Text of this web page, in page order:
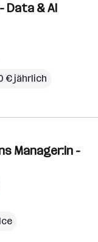
Data & AI
€ jährlich
Manager:in -